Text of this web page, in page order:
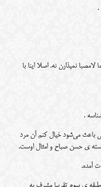
.
لامصبا نمیذارن نه. اصلا اینا با
.
باعث می‌شود خیال کنم آن مرد
ی حسن صباح و امثال اوست.
آمده.